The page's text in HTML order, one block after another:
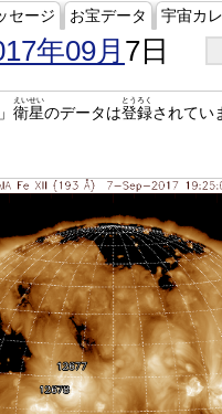
セージ お宝データ 宇宙カ
年09月 7日
衛星
えいせい
のデータは登録
とうろく
されてい